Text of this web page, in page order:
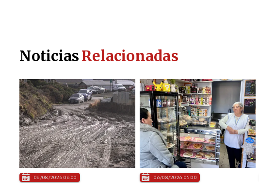
06/08/2026 06:00 06/08/2026 05:00
NoticiasRelacionadas